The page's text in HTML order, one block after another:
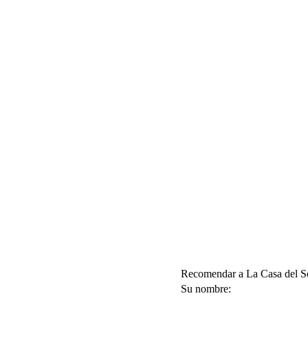
Recomendar a La Casa del
Su nombre: